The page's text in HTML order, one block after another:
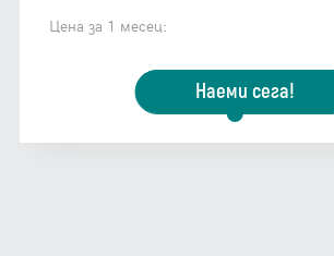
Цена за 1 месец:
Наеми сега!